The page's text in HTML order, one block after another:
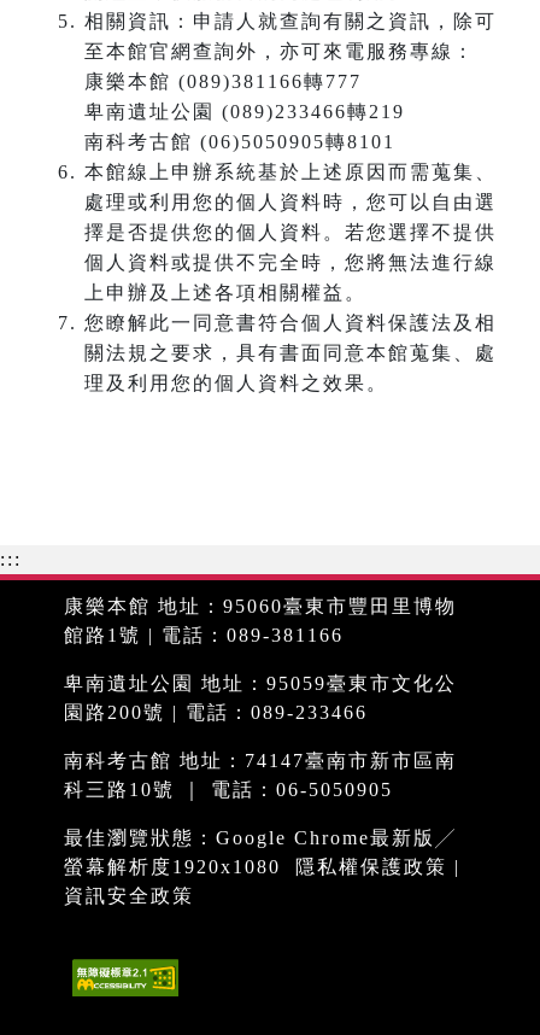
相關資訊：申請人就查詢有關之資訊，除可
至本館官網查詢外，亦可來電服務專線：
康樂本館 (089)381166轉777
卑南遺址公園 (089)233466轉219
南科考古館 (06)5050905轉8101
本館線上申辦系統基於上述原因而需蒐集、
處理或利用您的個人資料時，您可以自由選
擇是否提供您的個人資料。若您選擇不提供
個人資料或提供不完全時，您將無法進行線
上申辦及上述各項相關權益。
您瞭解此一同意書符合個人資料保護法及相
關法規之要求，具有書面同意本館蒐集、處
理及利用您的個人資料之效果。
:::
康樂本館 地址：95060臺東市豐田里博物
館路1號 | 電話：089-381166
卑南遺址公園 地址：95059臺東市文化公
園路200號 | 電話：089-233466
南科考古館 地址：74147臺南市新市區南
科三路10號 ｜ 電話：06-5050905
最佳瀏覽狀態：Google Chrome最新版╱
螢幕解析度1920x1080
隱私權保護政策 |
資訊安全政策